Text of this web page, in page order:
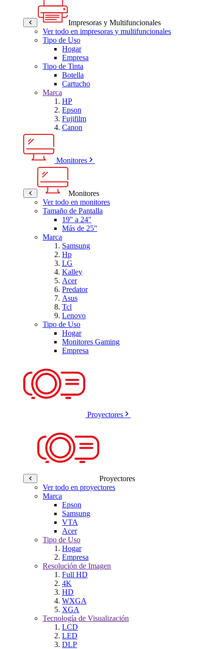
Impresoras y Multifuncionales
Ver todo en impresoras y multifuncionales
Tipo de Uso
Hogar
Empresa
Tipo de Tinta
Botella
Cartucho
Marca
HP
Epson
Fujifilm
Canon
Monitores
Monitores
Ver todo en monitores
Tamaño de Pantalla
19" a 24"
Más de 25"
Marca
Samsung
Hp
LG
Kalley
Acer
Predator
Asus
Tcl
Lenovo
Tipo de Uso
Hogar
Monitores Gaming
Empresa
Proyectores
Proyectores
Ver todo en proyectores
Marca
Epson
Samsung
VTA
Acer
Tipo de Uso
Hogar
Empresa
Resolución de Imagen
Full HD
4K
HD
WXGA
XGA
Tecnología de Visualización
LCD
LED
DLP